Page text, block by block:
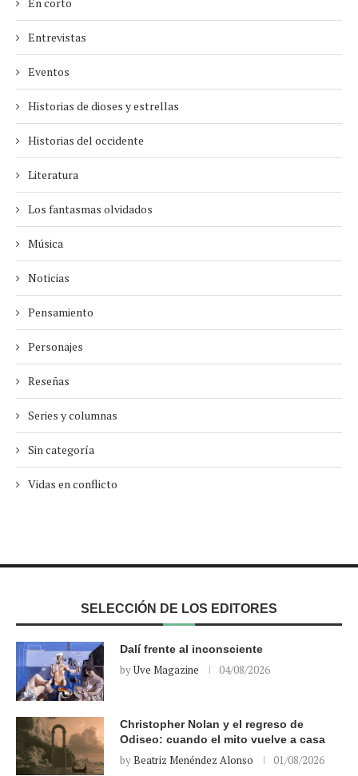
Entrevistas
Eventos
Historias de dioses y estrellas
Historias del occidente
Literatura
Los fantasmas olvidados
Música
Noticias
Pensamiento
Personajes
Reseñas
Series y columnas
Sin categoría
Vidas en conflicto
SELECCIÓN DE LOS EDITORES
Dalí frente al inconsciente
byUve Magazine 04/08/2026
Christopher Nolan y el regreso de
Odiseo: cuando el mito vuelve a casa
byBeatriz Menéndez Alonso 01/08/2026